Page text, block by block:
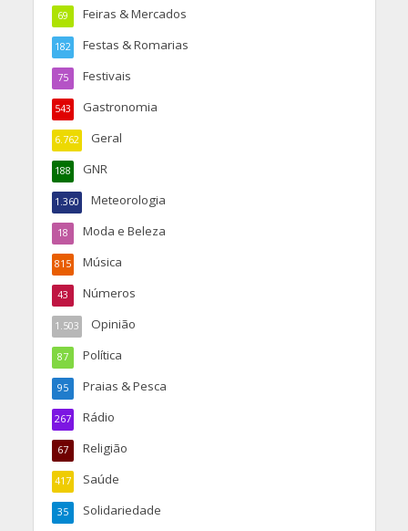
Feiras & Mercados
69
Festas & Romarias
182
Festivais
75
Gastronomia
543
Geral
6.762
GNR
188
Meteorologia
1.360
Moda e Beleza
18
Música
815
Números
43
Opinião
1.503
Política
87
Praias & Pesca
95
Rádio
267
Religião
67
Saúde
417
Solidariedade
35